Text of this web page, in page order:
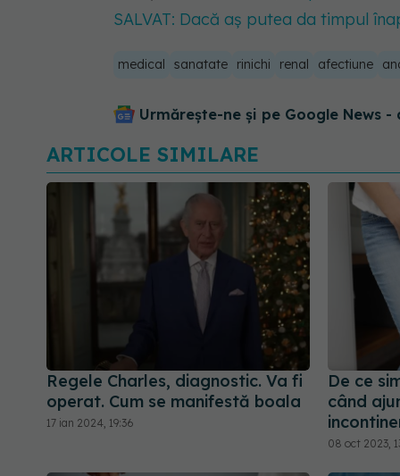
SALVAT: Dacă aș putea da timpul
medical sanatate rinichi renal afectiune
Urmărește-ne și pe Google News -
ARTICOLE SIMILARE
Regele Charles, diagnostic. Va fi
operat. Cum se manifestă boala
17 ian 2024, 19:36
De ce
când
08 oct 2023,